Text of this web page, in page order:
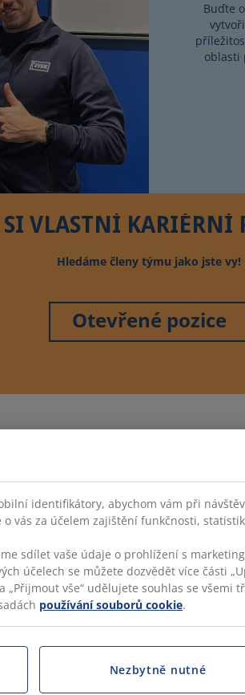
Buďte
oblasti
SI VLASTNÍ KARIÉRNÍ
Hledáme členy týmu jako jste vy!
Otevřené pozice
– B2B prodejního konzultanta
Halyna – Manažera B2B
Petrův – HR Business Partnera
identifikátory, abychom vám při
vás za účelem zajištění funkčnosti,
sdílet vaše údaje o prohlížení s
účelech se můžete dozvědět více části
vše“ udělujete souhlas se všemi
používání souborů cookie.
Nezbytně nutné